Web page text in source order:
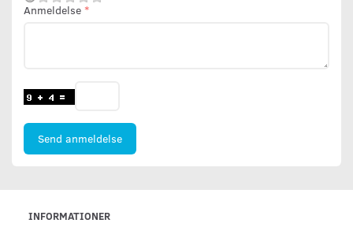
Anmeldelse
Send anmeldelse
INFORMATIONER